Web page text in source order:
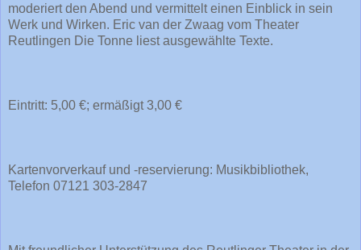
moderiert den Abend und vermittelt einen Einblick in sein
Werk und Wirken. Eric van der Zwaag vom Theater
Reutlingen Die Tonne liest ausgewählte Texte.
Eintritt: 5,00 €; ermäßigt 3,00 €
Kartenvorverkauf und -reservierung: Musikbibliothek,
Telefon 07121 303-2847